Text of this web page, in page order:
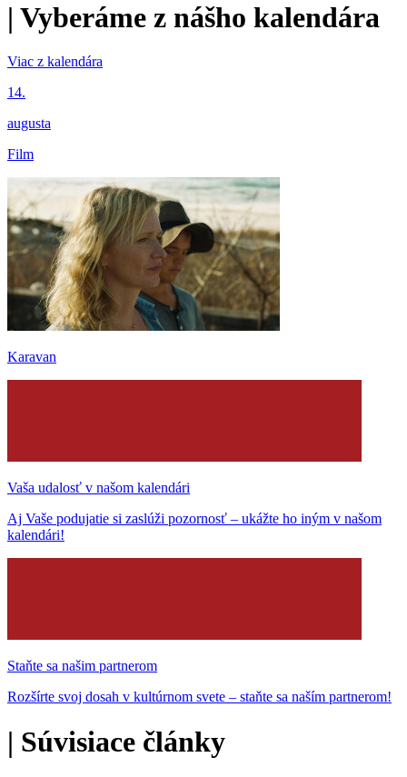
| Vyberáme z nášho kalendára
Viac z kalendára
14.
augusta
Film
Karavan
Vaša udalosť v našom kalendári
Aj Vaše podujatie si zaslúži pozornosť – ukážte ho iným v našom
kalendári!
Staňte sa našim partnerom
Rozšírte svoj dosah v kultúrnom svete – staňte sa naším partnerom!
| Súvisiace články